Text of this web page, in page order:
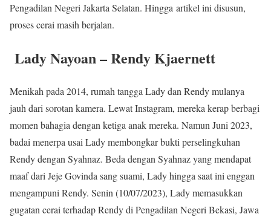
Pengadilan Negeri Jakarta Selatan. Hingga artikel ini disusun,
proses cerai masih berjalan.
Lady Nayoan – Rendy Kjaernett
Menikah pada 2014, rumah tangga Lady dan Rendy mulanya
jauh dari sorotan kamera. Lewat Instagram, mereka kerap berbagi
momen bahagia dengan ketiga anak mereka. Namun Juni 2023,
badai menerpa usai Lady membongkar bukti perselingkuhan
Rendy dengan Syahnaz. Beda dengan Syahnaz yang mendapat
maaf dari Jeje Govinda sang suami, Lady hingga saat ini enggan
mengampuni Rendy. Senin (10/07/2023), Lady memasukkan
gugatan cerai terhadap Rendy di Pengadilan Negeri Bekasi, Jawa